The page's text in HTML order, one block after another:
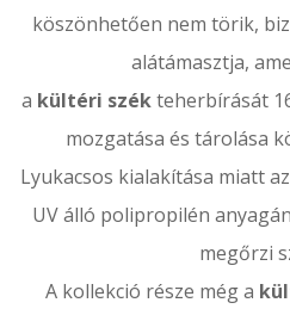
köszönhetően nem törik,
alátámasztja,
a kültéri székteherbírását
mozgatása és tárolása
Lyukacsos kialakítása miatt
UV álló polipropilén
megőrzi
A kollekció része még a